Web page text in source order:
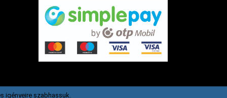
igényeire szabhassuk.